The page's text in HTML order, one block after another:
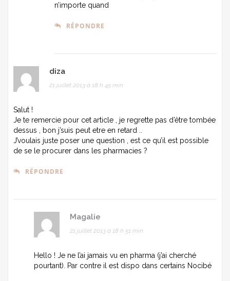
n’importe quand
RÉPONDRE
diza
21 juillet 2013 à 18 h 45 min
Salut !
Je te remercie pour cet article , je regrette pas d’être tombée
dessus , bon j’suis peut etre en retard ..
J’voulais juste poser une question , est ce qu’il est possible
de se le procurer dans les pharmacies ?
RÉPONDRE
Magalie
21 juillet 2013 à 18 h 51 min
Hello ! Je ne l’ai jamais vu en pharma (j’ai cherché
pourtant). Par contre il est dispo dans certains Nocibé